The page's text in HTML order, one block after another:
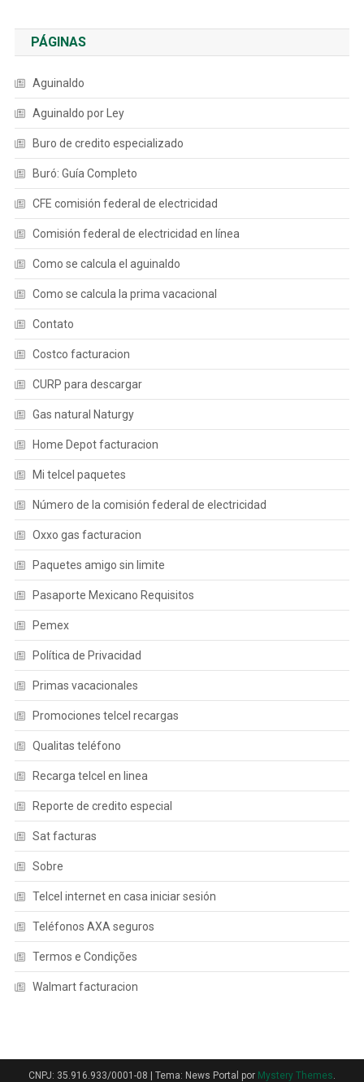
PÁGINAS
Aguinaldo
Aguinaldo por Ley
Buro de credito especializado
Buró: Guía Completo
CFE comisión federal de electricidad
Comisión federal de electricidad en línea
Como se calcula el aguinaldo
Como se calcula la prima vacacional
Contato
Costco facturacion
CURP para descargar
Gas natural Naturgy
Home Depot facturacion
Mi telcel paquetes
Número de la comisión federal de electricidad
Oxxo gas facturacion
Paquetes amigo sin limite
Pasaporte Mexicano Requisitos
Pemex
Política de Privacidad
Primas vacacionales
Promociones telcel recargas
Qualitas teléfono
Recarga telcel en linea
Reporte de credito especial
Sat facturas
Sobre
Telcel internet en casa iniciar sesión
Teléfonos AXA seguros
Termos e Condições
Walmart facturacion
CNPJ: 35.916.933/0001-08 Tema: News Portal por Mystery Themes.